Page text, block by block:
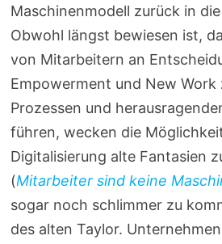
Maschinenmodell zurück in
Obwohl längst bewiesen ist,
von Mitarbeitern an
Empowerment und New
Prozessen und
führen, wecken die
Digitalisierung alte Fantasien
(Mitarbeiter sind keine
sogar noch schlimmer zu
des alten Taylor.